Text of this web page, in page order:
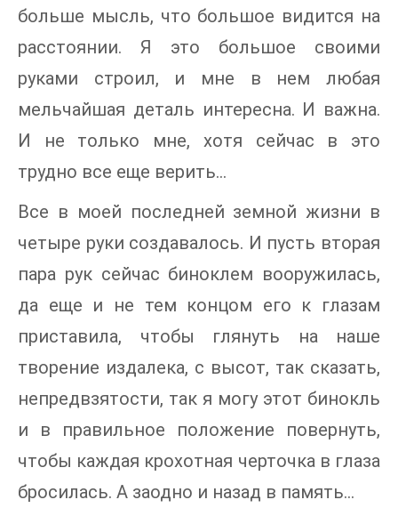
больше мысль, что большое видится на
расстоянии. Я это большое своими
руками строил, и мне в нем любая
мельчайшая деталь интересна. И важна.
И не только мне, хотя сейчас в это
трудно все еще верить…
Все в моей последней земной жизни в
четыре руки создавалось. И пусть вторая
пара рук сейчас биноклем вооружилась,
да еще и не тем концом его к глазам
приставила, чтобы глянуть на наше
творение издалека, с высот, так сказать,
непредвзятости, так я могу этот бинокль
и в правильное положение повернуть,
чтобы каждая крохотная черточка в глаза
бросилась. А заодно и назад в память…